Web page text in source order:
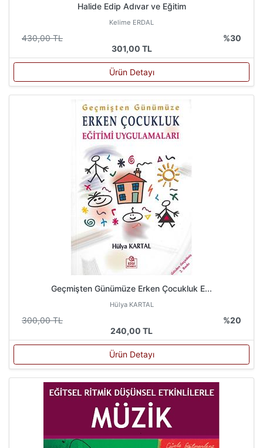
Halide Edip Adıvar ve Eğitim
Kelime ERDAL
430,00 TL
%30
301,00 TL
Ürün Detayı
Geçmişten Günümüze Erken Çocukluk E...
Hülya KARTAL
300,00 TL
%20
240,00 TL
Ürün Detayı